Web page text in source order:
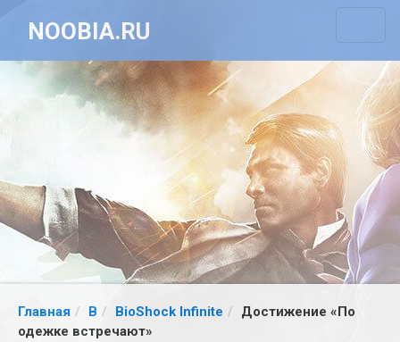
NOOBIA.RU
Главная B BioShock Infinite
Достижение «По
одежке встречают»